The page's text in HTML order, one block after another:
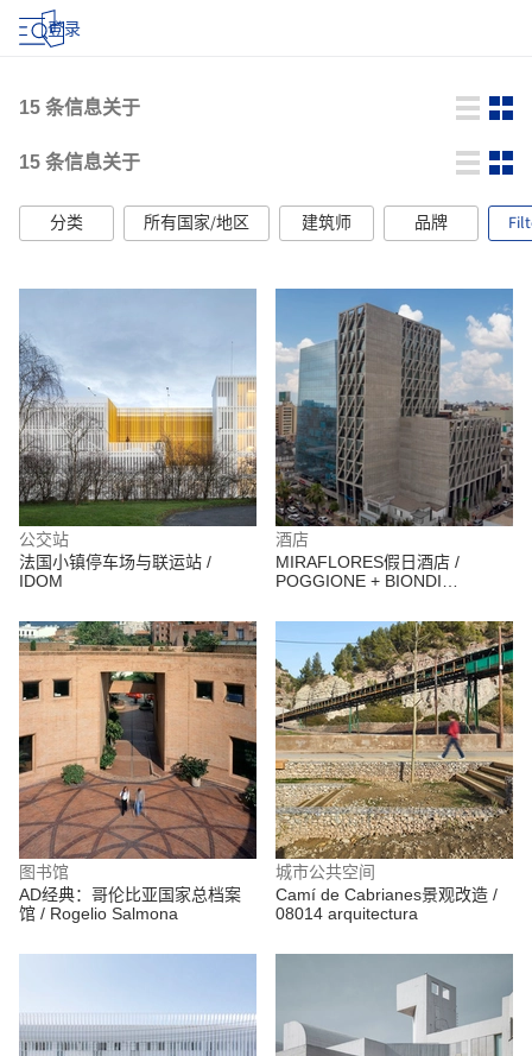
登录
15 条信息关于
15 条信息关于
分类 所有国家/地区 建筑师 品牌
公交站
法国小镇停车场与联运站 /
IDOM
酒店
MIRAFLORES假日酒店 /
POGGIONE + BIONDI
图书馆
AD经典：哥伦比亚国家总档案
馆 / Rogelio Salmona
城市公共空间
Camí de Cabrianes景观改造 /
08014 arquitectura